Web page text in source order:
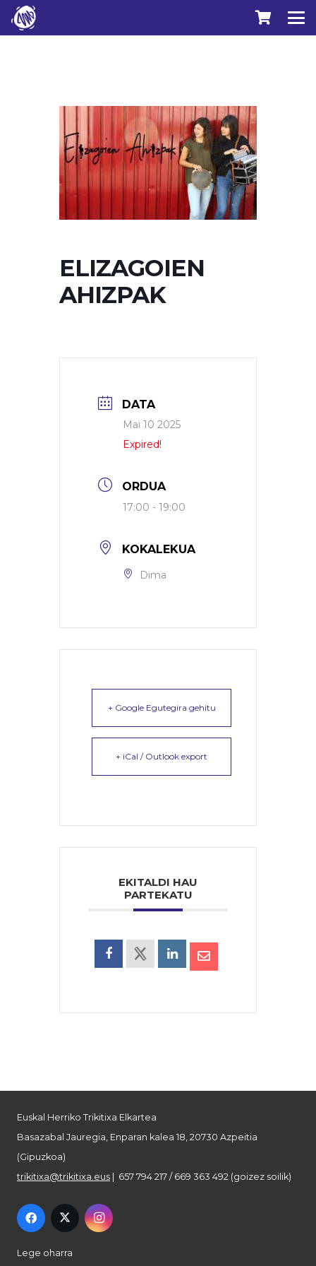
ELIZAGOIEN
AHIZPAK
DATA
Mai 10 2025
Expired!
ORDUA
17:00 - 19:00
KOKALEKUA
Dima
+ Google Egutegira gehitu
+ iCal / Outlook export
EKITALDI HAU
PARTEKATU
Euskal Herriko Trikitixa Elkartea
Basazabal Jauregia, Enparan kalea 18, 20730 Azpeitia
(Gipuzkoa)
trikitixa@trikitixa.eus | 657 794 217 / 669 363 492 (goizez soilik)
Lege oharra